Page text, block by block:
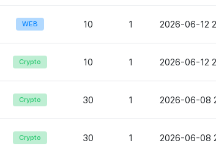
WEB 10 1 2026-06-12
Crypto 10 1 2026-06-12
Crypto 30 1 2026-06-08
Crypto 30 1 2026-06-08